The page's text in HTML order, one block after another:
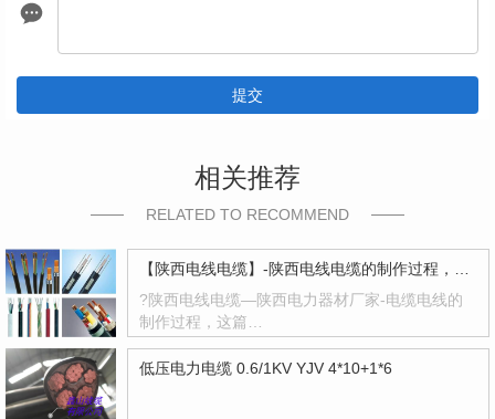
提交
相关推荐
RELATED TO RECOMMEND
?陕西电线电缆—陕西电力器材厂家-电缆电线的
制作过程，这篇…
低压电力电缆 0.6/1KV YJV 4*10+1*6